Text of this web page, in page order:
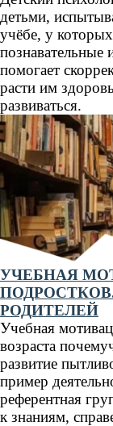
детьми,
учёбе, у
познавательные
помогает
расти им
развиваться.
УЧЕБНАЯ
РОДИТЕЛЕЙ
Учебная
возраста
развитие
пример
референтная
к знаниям,